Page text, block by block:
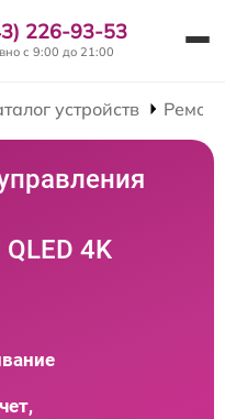
226-93-53
с 9:00 до 21:00
устройств
4K